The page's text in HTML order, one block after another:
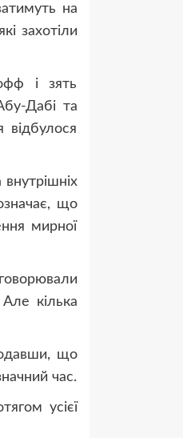
на
захотіли
і зять
Дабі та
що
мирної
кілька
що
час.
усієї